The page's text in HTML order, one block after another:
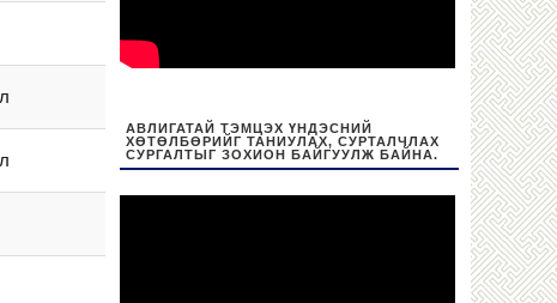
АВЛИГАТАЙ ТЭМЦЭХ ҮНДЭСНИЙ
ХӨТӨЛБӨРИЙГ ТАНИУЛАХ, СУРТАЛЧЛАХ
СУРГАЛТЫГ ЗОХИОН БАЙГУУЛЖ БАЙНА.